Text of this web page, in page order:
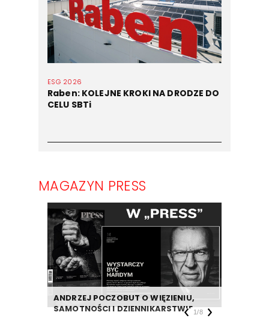
ESG 2026
Raben: KOLEJNE KROKI NA DRODZE DO
CELU SBTi
MAGAZYN PRESS
ANDRZEJ POCZOBUT O WIĘZIENIU,
SAMOTNOŚCI I DZIENNIKARSTWIE1/8